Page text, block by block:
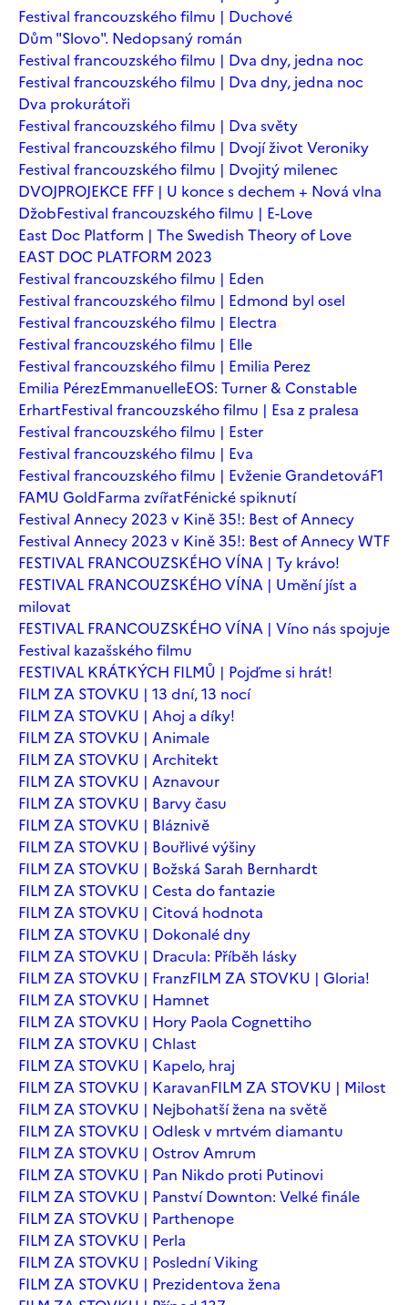
Festival francouzského filmu | Duchové
Dům "Slovo". Nedopsaný román
Festival francouzského filmu | Dva dny, jedna noc
Festival francouzského filmu | Dva dny, jedna noc
Dva prokurátoři
Festival francouzského filmu | Dva světy
Festival francouzského filmu | Dvojí život Veroniky
Festival francouzského filmu | Dvojitý milenec
DVOJPROJEKCE FFF | U konce s dechem + Nová vlna
DžobFestival francouzského filmu | E-Love
East Doc Platform | The Swedish Theory of Love
EAST DOC PLATFORM 2023
Festival francouzského filmu | Eden
Festival francouzského filmu | Edmond byl osel
Festival francouzského filmu | Electra
Festival francouzského filmu | Elle
Festival francouzského filmu | Emilia Perez
Emilia PérezEmmanuelleEOS: Turner & Constable
ErhartFestival francouzského filmu | Esa z pralesa
Festival francouzského filmu | Ester
Festival francouzského filmu | Eva
Festival francouzského filmu | Evženie GrandetováF1
FAMU GoldFarma zvířatFénické spiknutí
Festival Annecy 2023 v Kině 35!: Best of Annecy
Festival Annecy 2023 v Kině 35!: Best of Annecy WTF
FESTIVAL FRANCOUZSKÉHO VÍNA | Ty krávo!
FESTIVAL FRANCOUZSKÉHO VÍNA | Umění jíst a
milovat
FESTIVAL FRANCOUZSKÉHO VÍNA | Víno nás spojuje
Festival kazašského filmu
FESTIVAL KRÁTKÝCH FILMŮ | Pojďme si hrát!
FILM ZA STOVKU | 13 dní, 13 nocí
FILM ZA STOVKU | Ahoj a díky!
FILM ZA STOVKU | Animale
FILM ZA STOVKU | Architekt
FILM ZA STOVKU | Aznavour
FILM ZA STOVKU | Barvy času
FILM ZA STOVKU | Bláznivě
FILM ZA STOVKU | Bouřlivé výšiny
FILM ZA STOVKU | Božská Sarah Bernhardt
FILM ZA STOVKU | Cesta do fantazie
FILM ZA STOVKU | Citová hodnota
FILM ZA STOVKU | Dokonalé dny
FILM ZA STOVKU | Dracula: Příběh lásky
FILM ZA STOVKU | FranzFILM ZA STOVKU | Gloria!
FILM ZA STOVKU | Hamnet
FILM ZA STOVKU | Hory Paola Cognettiho
FILM ZA STOVKU | Chlast
FILM ZA STOVKU | Kapelo, hraj
FILM ZA STOVKU | KaravanFILM ZA STOVKU | Milost
FILM ZA STOVKU | Nejbohatší žena na světě
FILM ZA STOVKU | Odlesk v mrtvém diamantu
FILM ZA STOVKU | Ostrov Amrum
FILM ZA STOVKU | Pan Nikdo proti Putinovi
FILM ZA STOVKU | Panství Downton: Velké finále
FILM ZA STOVKU | Parthenope
FILM ZA STOVKU | Perla
FILM ZA STOVKU | Poslední Viking
FILM ZA STOVKU | Prezidentova žena